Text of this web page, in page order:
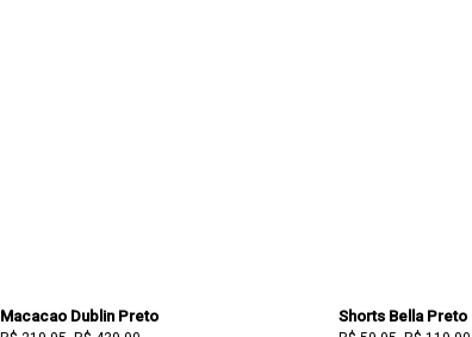
Macacao Dublin Preto Shorts Bella Preto